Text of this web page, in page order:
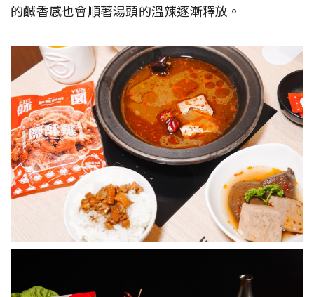
的鹹香感也會順著湯頭的溫辣逐漸釋放。